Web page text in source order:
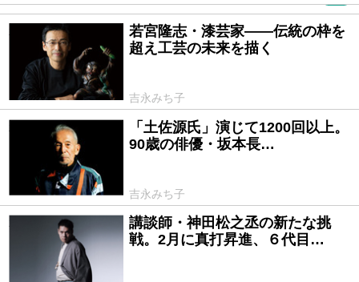
2020/03/26
若宮隆志・漆芸家――伝統の枠を
超え工芸の未来を描く
吉永みち子
2020/02/26
「土佐源氏」演じて1200回以上。
90歳の俳優・坂本長…
吉永みち子
2020/01/23
講談師・神田松之丞の新たな挑
戦。2月に真打昇進、６代目…